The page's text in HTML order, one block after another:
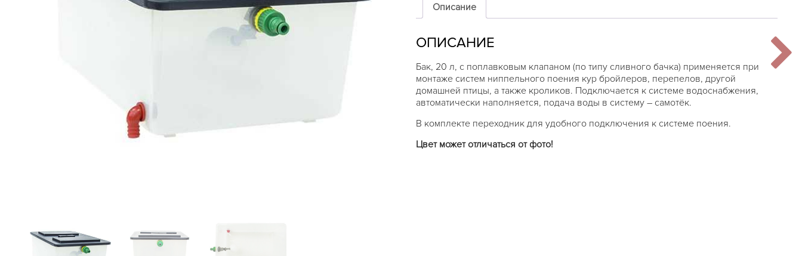
с
клапаном
Описание
ОПИСАНИЕ
Бак, 20 л, с поплавковым клапаном (по типу сливного бачка) применяется при
монтаже систем ниппельного поения кур бройлеров, перепелов, другой
домашней птицы, а также кроликов. Подключается к системе водоснабжения,
автоматически наполняется, подача воды в систему – самотёк.
В комплекте переходник для удобного подключения к системе поения.
Цвет может отличаться от фото!